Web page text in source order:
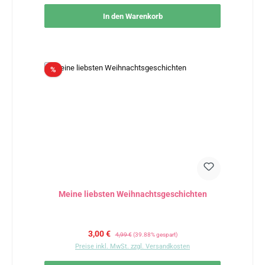
In den Warenkorb
%Rabatt
Meine liebsten Weihnachtsgeschichten
Verkaufspreis:
3,00 € Regulärer Preis:
4,99 € (39.88% gespart)
Preise inkl. MwSt. zzgl. Versandkosten